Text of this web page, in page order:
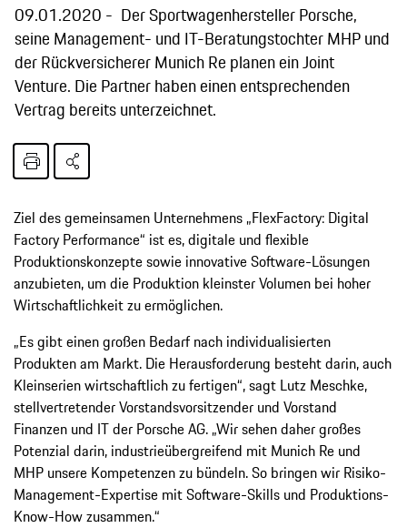
09.01.2020
Der Sportwagenhersteller Porsche,
seine Management- und IT-Beratungstochter MHP und
der Rückversicherer Munich Re planen ein Joint
Venture. Die Partner haben einen entsprechenden
Vertrag bereits unterzeichnet.
Ziel des gemeinsamen Unternehmens „FlexFactory: Digital
Factory Performance“ ist es, digitale und flexible
Produktionskonzepte sowie innovative Software-Lösungen
anzubieten, um die Produktion kleinster Volumen bei hoher
Wirtschaftlichkeit zu ermöglichen.
„Es gibt einen großen Bedarf nach individualisierten
Produkten am Markt. Die Herausforderung besteht darin, auch
Kleinserien wirtschaftlich zu fertigen“, sagt Lutz Meschke,
stellvertretender Vorstandsvorsitzender und Vorstand
Finanzen und IT der Porsche AG. „Wir sehen daher großes
Potenzial darin, industrieübergreifend mit Munich Re und
MHP unsere Kompetenzen zu bündeln. So bringen wir Risiko-
Management-Expertise mit Software-Skills und Produktions-
Know-How zusammen.“